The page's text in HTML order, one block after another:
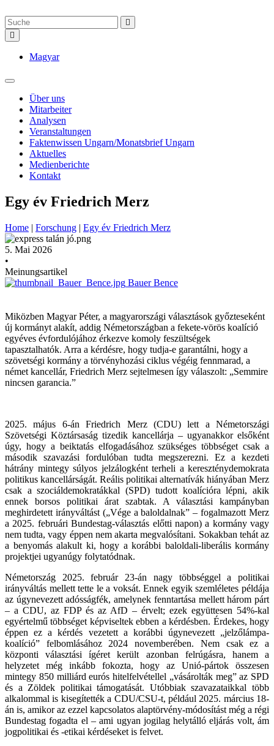
Magyar
Über uns
Mitarbeiter
Analysen
Veranstaltungen
Faktenwissen Ungarn/Monatsbrief Ungarn
Aktuelles
Medienberichte
Kontakt
Egy év Friedrich Merz
Home | Forschung | Egy év Friedrich Merz
5. Mai 2026
•
Meinungsartikel
Bauer Bence
Miközben Magyar Péter, a magyarországi választások győzteseként
új kormányt alakít, addig Németországban a fekete-vörös koalíció
egyéves évfordulójához érkezve komoly feszültségek
tapasztalhatók. Arra a kérdésre, hogy tudja-e garantálni, hogy a
szövetségi kormány a törvényhozási ciklus végéig fennmarad, a
német kancellár, Friedrich Merz sejtelmesen így válaszolt: „Semmire
nincsen garancia.”
2025. május 6-án Friedrich Merz (CDU) lett a Németországi
Szövetségi Köztársaság tizedik kancellárja – ugyanakkor elsőként
úgy, hogy a beiktatás elfogadásához szükséges többséget csak a
második szavazási fordulóban tudta megszerezni. Ez a kezdeti
hátrány mintegy súlyos jelzálogként terheli a kereszténydemokrata
politikus kancellárságát. Reális politikai alternatívák hiányában Merz
csak a szociáldemokratákkal (SPD) tudott koalícióra lépni, akik
ennek borsos politikai árat szabtak. A választási kampányban
meghirdetett irányváltást („Vége a baloldalnak” – fogalmazott Merz
a 2025. februári Bundestag-választás előtti napon) a kormány vagy
nem tudta, vagy éppen nem akarta megvalósítani. Sokakban tehát az
a benyomás alakult ki, hogy a korábbi baloldali-liberális kormány
projektjei ugyanúgy folytatódnak.
Németország 2025. február 23-án nagy többséggel a politikai
irányváltás mellett tette le a voksát. Ennek egyik szemléletes példája
az úgynevezett adósságfék, amelynek fenntartása mellett három párt
– a CDU, az FDP és az AfD – érvelt; ezek együttesen 54%-kal
egyértelmű többséget képviseltek ebben a kérdésben. Érdekes, hogy
éppen ez a kérdés vezetett a korábbi úgynevezett „jelzőlámpa-
koalíció” felbomlásához 2024 novemberében. Nem csak ez a
központi választási ígéret került azonban felrúgásra, hanem a
helyzetet még inkább fokozta, hogy az Unió-pártok összesen
mintegy 850 milliárd eurós hitelfelvétellel „vásárolták meg” az SPD
és a Zöldek politikai támogatását. Utóbbiak szavazataikkal több
alkalommal is kisegítették a CDU/CSU-t, például 2025. március 18-
án is, amikor az ezzel kapcsolatos alaptörvény-módosítást még a régi
Bundestag fogadta el – ami ugyan jogilag helytálló eljárás volt, ám
jogpolitikai és -etikai kérdéseket is felvet.